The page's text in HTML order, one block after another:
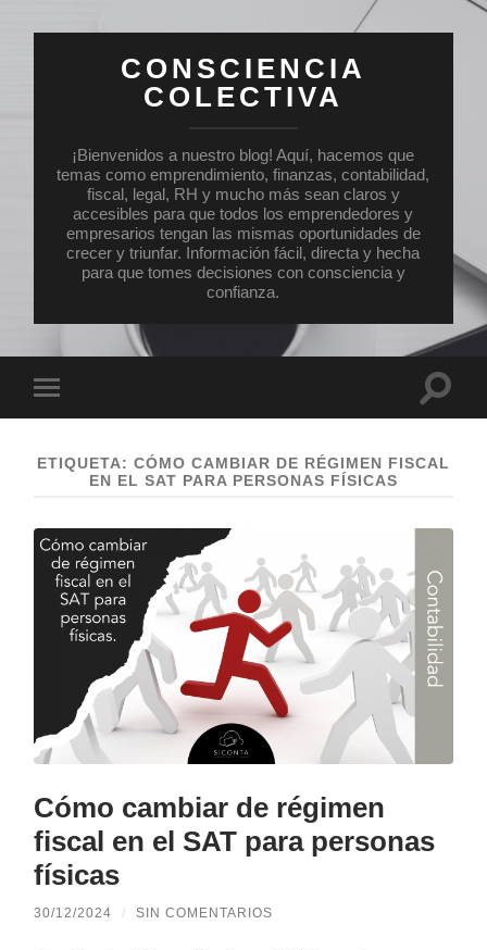
CONSCIENCIA
COLECTIVA
¡Bienvenidos a nuestro blog! Aquí, hacemos que
temas como emprendimiento, finanzas, contabilidad,
fiscal, legal, RH y mucho más sean claros y
accesibles para que todos los emprendedores y
empresarios tengan las mismas oportunidades de
crecer y triunfar. Información fácil, directa y hecha
para que tomes decisiones con consciencia y
confianza.
el
móvil
ETIQUETA: CÓMO CAMBIAR DE RÉGIMEN FISCAL
EN EL SAT PARA PERSONAS FÍSICAS
Cómo cambiar de régimen
fiscal en el SAT para personas
físicas
30/12/2024 / SIN COMENTARIOS